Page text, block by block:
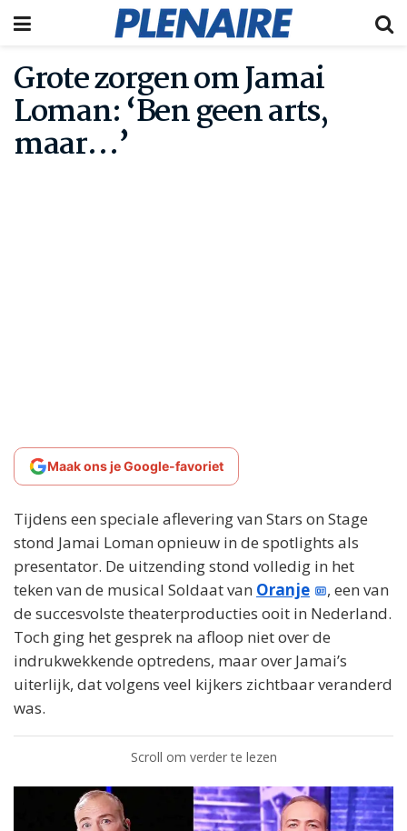
Grote zorgen om Jamai
Loman: ‘Ben geen arts,
maar…’
Maak ons je Google-favoriet
Tijdens een speciale aflevering van Stars on Stage
stond Jamai Loman opnieuw in de spotlights als
presentator. De uitzending stond volledig in het
teken van de musical Soldaat van Oranje
, een van
de succesvolste theaterproducties ooit in Nederland.
Toch ging het gesprek na afloop niet over de
indrukwekkende optredens, maar over Jamai’s
uiterlijk, dat volgens veel kijkers zichtbaar veranderd
was.
Scroll om verder te lezen